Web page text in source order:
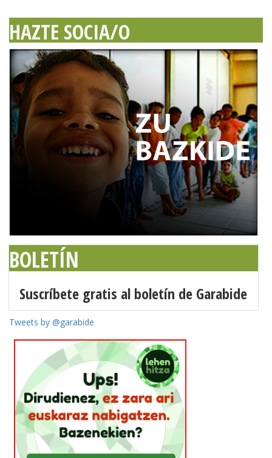
HAZTE SOCIA/O
BOLETÍN
Suscríbete gratis al boletín de Garabide
Tweets by @garabide